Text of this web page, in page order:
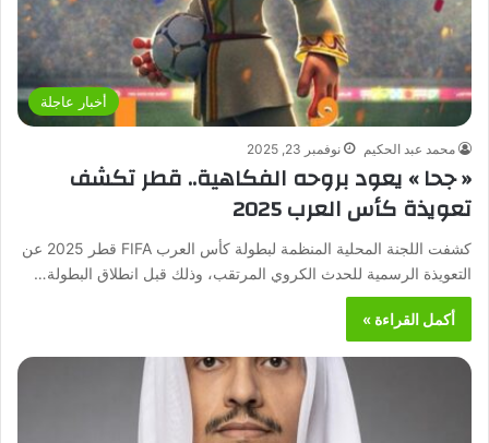
أخبار عاجلة
محمد عبد الحكيم نوفمبر 23, 2025
« جحا » يعود بروحه الفكاهية.. قطر تكشف
تعويذة كأس العرب 2025
كشفت اللجنة المحلية المنظمة لبطولة كأس العرب FIFA قطر 2025 عن
التعويذة الرسمية للحدث الكروي المرتقب، وذلك قبل انطلاق البطولة…
أكمل القراءة »